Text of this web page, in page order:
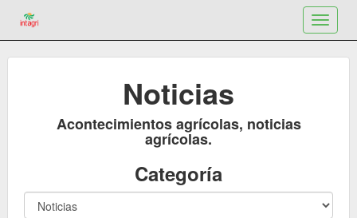
Toggle
Noticias
Acontecimientos agrícolas, noticias
agrícolas.
Categoría